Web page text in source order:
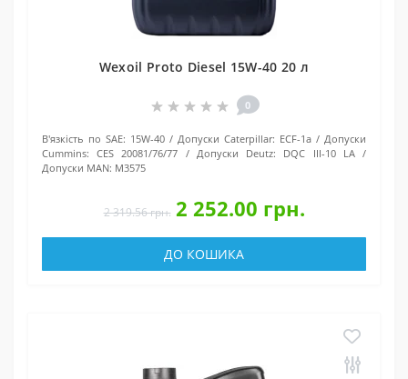
Wexoil Proto Diesel 15W-40 20 л
0
В'язкість по SAE: 15W-40 Допуски Caterpillar: ECF-1a
Допуски
Cummins:
CES 20081/76/77 Допуски Deutz:
DQC III-10 LA
Допуски MAN: M3575
2 319.56 грн. 2 252.00 грн.
ДО КОШИКА